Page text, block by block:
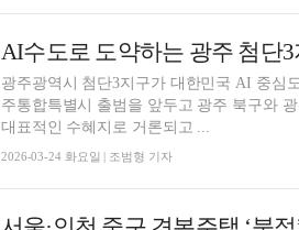
AI수도로 도약하는 광주 첨단
광주광역시 첨단3지구가 대한민국 AI 중심
주통합특별시 출범을 앞두고 광주 북구와
대표적인 수혜지로 거론되고 ...
2026-03-24 화요일 | 조범형 기자